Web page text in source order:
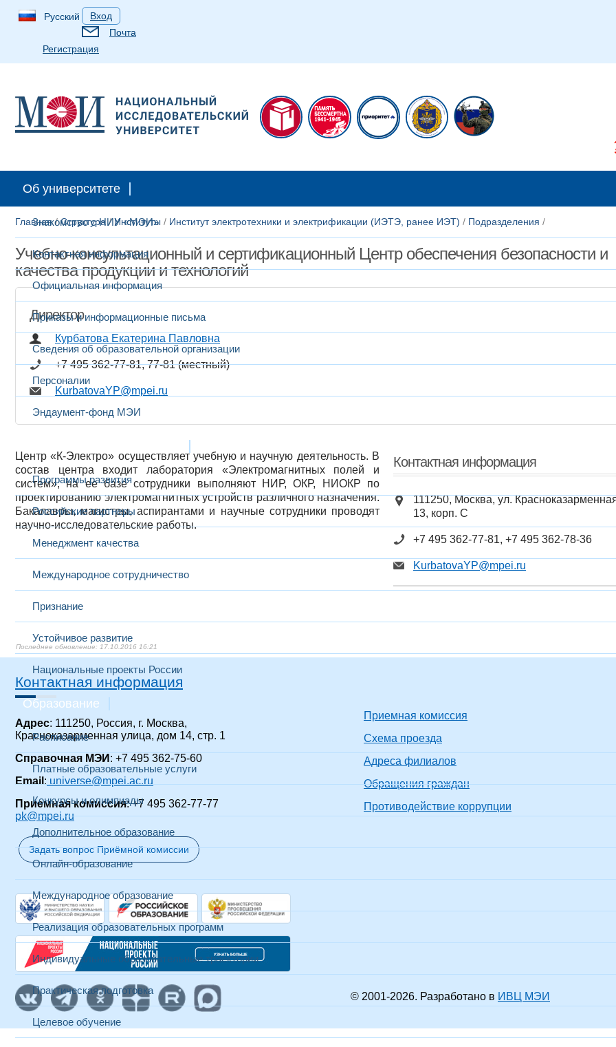
Русский
Вход
Почта
Регистрация
Студентам
Об университете
Знакомство с НИУ «МЭИ»
Контактная информация
Официальная информация
Приказы и информационные письма
Сведения об образовательной организации
Персоналии
Эндаумент-фонд МЭИ
Программы развития
Российские партнеры
Менеджмент качества
Международное сотрудничество
Признание
Устойчивое развитие
Национальные проекты России
Образование
Расписание
Платные образовательные услуги
Конкурсы и олимпиады
Дополнительное образование
Онлайн-образование
Международное образование
Реализация образовательных программ
Индивидуальные образовательные траектории
Практическая подготовка
Целевое обучение
Главная/Структура/Институты / Институт электротехники и электрификации (ИЭТЭ, ранее ИЭТ) / Подразделения /
Учебно-консультационный и сертификационный Центр обеспечения безопасности и
качества продукции и технологий
Директор
Курбатова Екатерина Павловна
+7 495 362-77-81, 77-81 (местный)
KurbatovaYP@mpei.ru
Контактная информация
111250, Москва, ул.
13, корп. С
+7 495 362-77-81, +7 495 362-78-36
KurbatovaYP@mpei.ru
Центр «К-Электро» осуществляет учебную и научную деятельность. В
состав центра входит лаборатория «Электромагнитных полей и
систем», на ее базе сотрудники выполняют НИР, ОКР, НИОКР по
проектированию электромагнитных устройств различного назначения.
Бакалавры, магистры, аспирантами и научные сотрудники проводят
научно-исследовательские работы.
17.10.2016 16:21
Контактная информация
Адрес: 111250, Россия, г. Москва,
Красноказарменная улица, дом 14, стр. 1
Справочная МЭИ : +7 495 362-75-60
Email : universe@mpei.ac.ru
Приемная комиссия: +7 495 362-77-77
pk@mpei.ru
Задать вопрос Приёмной комиссии
Приемная комиссия
Схема проезда
Адреса филиалов
Обращения граждан
Противодействие коррупции
© 2001-2026. Разработано в ИВЦ МЭИ